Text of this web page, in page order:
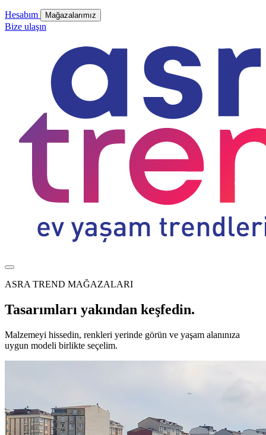
Hesabım Mağazalarımız
Bize ulaşın
ASRA TREND MAĞAZALARI
Tasarımları yakından keşfedin.
Malzemeyi hissedin, renkleri yerinde görün ve yaşam alanınıza
uygun modeli birlikte seçelim.